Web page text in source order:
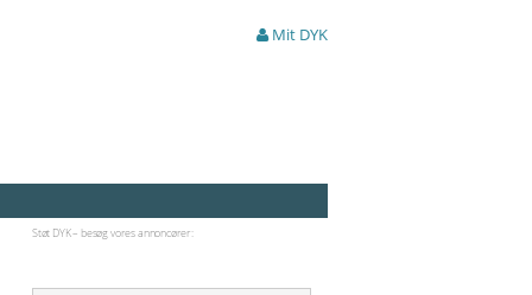
Mit DYK
Støt DYK – besøg vores annoncører: